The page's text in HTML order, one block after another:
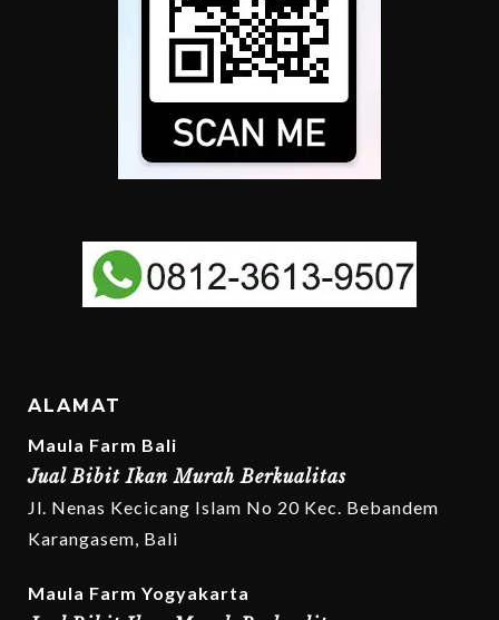
ALAMAT
Maula Farm Bali
Jual Bibit Ikan Murah Berkualitas
Jl. Nenas Kecicang Islam No 20 Kec. Bebandem
Karangasem, Bali
Maula Farm Yogyakarta